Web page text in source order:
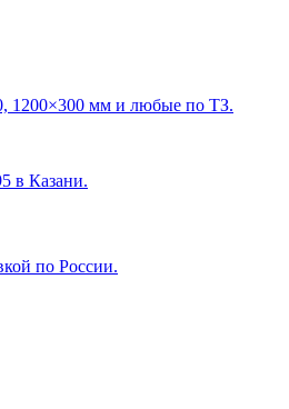
1200×300 мм и любые по ТЗ.
в Казани.
по России.